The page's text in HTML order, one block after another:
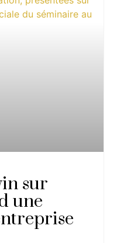
sur
une